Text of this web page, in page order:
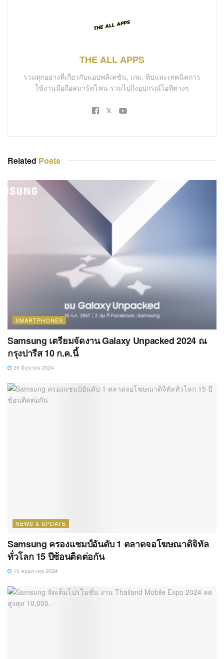
THE ALL APPS
รวมทุกอย่างที่เกี่ยวกับแอปพลิเคชัน, เกม, ทิปและเทคนิคการ
ใช้งานมือถือสมาร์ทโฟน รวมไปถึงอุปกรณ์ไอทีต่างๆ
Related Posts
SMARTPHONES
Samsung เตรียมจัดงาน Galaxy Unpacked 2024 ณ
กรุงปารีส 10 ก.ค.นี้
26 มิถุนายน 2024
NEWS & UPDATE
Samsung ครองแชมป์อันดับ 1 ตลาดจอโฆษณาดิจิทัล
ทั่วโลก 15 ปีซ้อนติดต่อกัน
10 พฤษภาคม 2024